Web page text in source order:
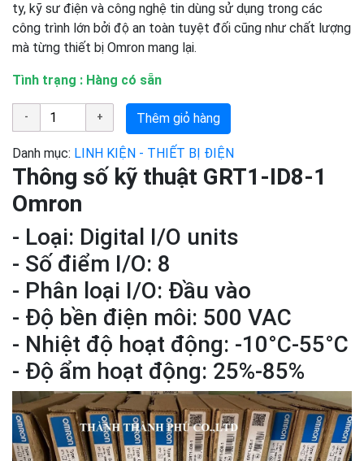
ty, kỹ sư điện và công nghệ tin dùng sử dụng trong các
công trình lớn bởi độ an toàn tuyệt đối cũng như chất lượng
mà từng thiết bị Omron mang lại.
Tình trạng : Hàng có sẵn
Thêm giỏ hàng
Danh mục: LINH KIỆN - THIẾT BỊ ĐIỆN
Thông số kỹ thuật GRT1-ID8-1
Omron
- Loại: Digital I/O units
- Số điểm I/O: 8
- Phân loại I/O: Đầu vào
- Độ bền điện môi: 500 VAC
- Nhiệt độ hoạt động: -10°C-55°C
- Độ ẩm hoạt động: 25%-85%